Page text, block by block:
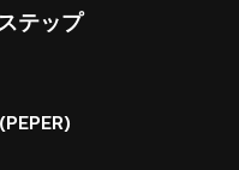
テップ